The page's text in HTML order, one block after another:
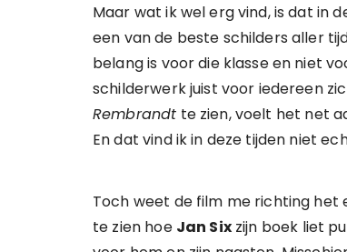
Maar wat ik wel erg vind, is dat in
een van de beste schilders aller
belang is voor die klasse en niet
schilderwerk juist voor iedereen
Rembrandt te zien, voelt het net
En dat vind ik in deze tijden niet
Toch weet de film me richting
te zien hoe Jan Sixzijn boek liet